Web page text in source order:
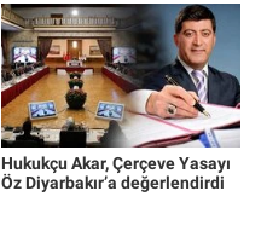
Hukukçu Akar, Çerçeve Yasayı
Öz Diyarbakır’a değerlendirdi